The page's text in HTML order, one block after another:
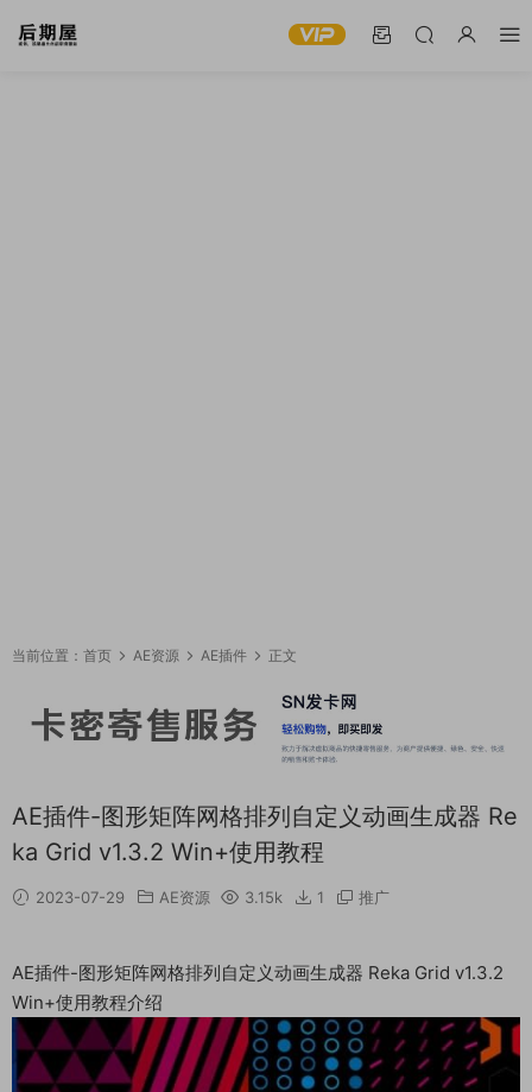
当前位置： 首页 AE资源 AE插件 正文
AE插件-图形矩阵网格排列自定义动画生成器 Re
ka Grid v1.3.2 Win+使用教程
2023-07-29 AE资源 3.15k 1 推广
AE插件-图形矩阵网格排列自定义动画生成器 Reka Grid v1.3.2
Win+使用教程介绍